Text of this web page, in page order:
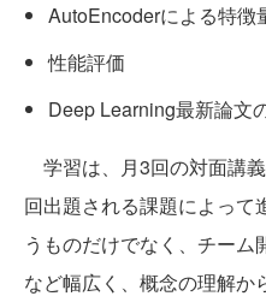
AutoEncoderによる特徴
性能評価
Deep Learning最新論文
学習は、月3回の対面講
回出題される課題によって
うものだけでなく、チー
など幅広く、概念の理解か